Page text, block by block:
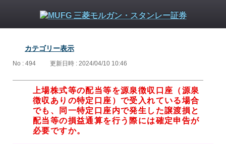
カテゴリー表示
No : 494 更新日時 : 2024/04/10 10:46
上場株式等の配当等を源泉徴収口座（源泉
徴収ありの特定口座）で受入れている場合
でも、同一特定口座内で発生した譲渡損と
配当等の損益通算を行う際には確定申告が
必要ですか。